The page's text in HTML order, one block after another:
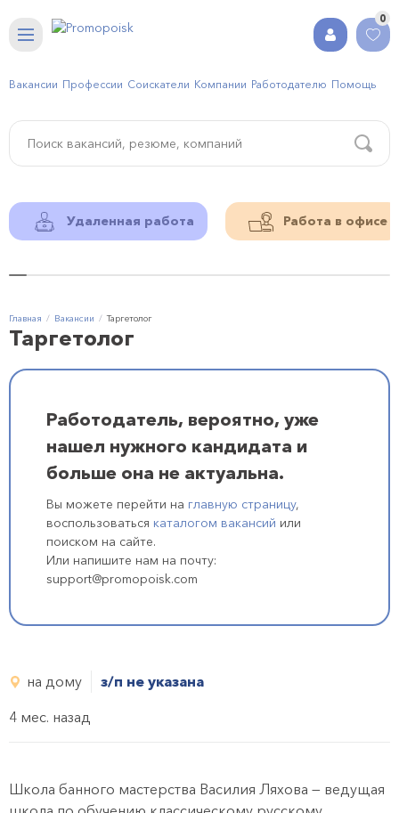
0
Вакансии Профессии Соискатели Компании Работодателю Помощь
Удаленная работа Работа в офисе
Главная Вакансии Таргетолог
Таргетолог
Работодатель, вероятно, уже
нашел нужного кандидата и
больше она не актуальна.
Вы можете перейти на главную страницу,
воспользоваться каталогом вакансий или
поиском на сайте.
Или напишите нам на почту:
support@promopoisk.com
на дому
з/п не указана
4 мес. назад
Школа банного мастерства Василия Ляхова — ведущая